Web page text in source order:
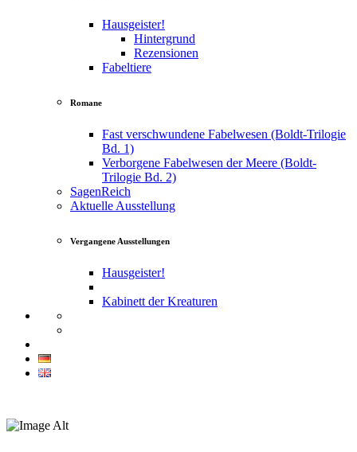
Hausgeister!
Hintergrund
Rezensionen
Fabeltiere
Romane
Fast verschwundene Fabelwesen (Boldt-Trilogie
Bd. 1)
Verborgene Fabelwesen der Meere (Boldt-
Trilogie Bd. 2)
SagenReich
Aktuelle Ausstellung
Vergangene Ausstellungen
Hausgeister!
Kabinett der Kreaturen